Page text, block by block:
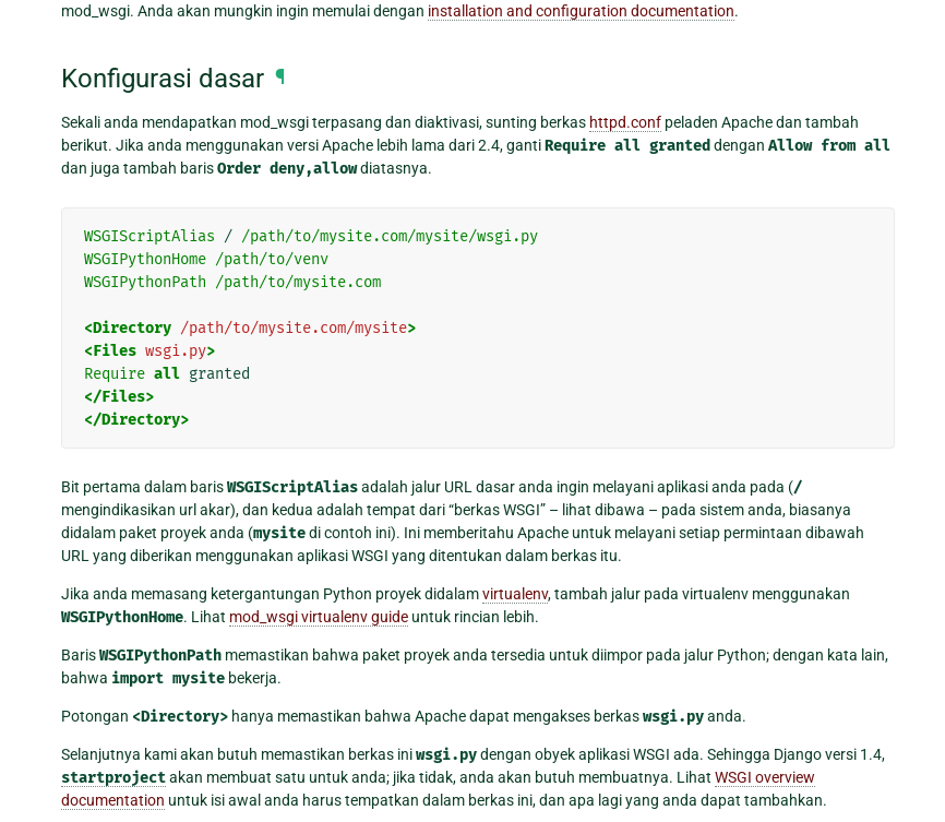
mod_wsgi. Anda akan mungkin ingin memulai dengan installation and configuration documentation.
Konfigurasi dasar ¶
Sekali anda mendapatkan mod_wsgi terpasang dan diaktivasi, sunting berkas httpd.conf peladen Apache dan tambah
berikut. Jika anda menggunakan versi Apache lebih lama dari 2.4, gantiRequire all granted dengan Allow from all
dan juga tambah barisOrder deny,allowdiatasnya.
WSGIScriptAlias / /path/to/mysite.com/mysite/wsgi.py
WSGIPythonHome /path/to/venv
WSGIPythonPath /path/to/mysite.com
<Directory /path/to/mysite.com/mysite>
<Files wsgi.py>
Require all
</Files>
</Directory>
Bit pertama dalam barisWSGIScriptAliasadalah jalur URL dasar anda ingin melayani aplikasi anda pada (/
mengindikasikan url akar), dan kedua adalah tempat dari “berkas WSGI” – lihat dibawa – pada sistem anda, biasanya
didalam paket proyek anda (mysitedi contoh ini). Ini memberitahu Apache untuk melayani setiap permintaan dibawah
URL yang diberikan menggunakan aplikasi WSGI yang ditentukan dalam berkas itu.
Jika anda memasang ketergantungan Python proyek didalamvirtualenv, tambah jalur pada virtualenv menggunakan
WSGIPythonHome. Lihat mod_wsgi virtualenv guide untuk rincian lebih.
BarisWSGIPythonPath memastikan bahwa paket proyek anda tersedia untuk diimpor pada jalur Python; dengan kata lain,
bahwa import mysite bekerja.
Potongan <Directory> hanya memastikan bahwa Apache dapat mengakses berkaswsgi.pyanda.
Selanjutnya kami akan butuh memastikan berkas iniwsgi.pydengan obyek aplikasi WSGI ada. Sehingga Django versi 1.4,
startprojectakan membuat satu untuk anda; jika tidak, anda akan butuh membuatnya. Lihat WSGI overview
documentation untuk isi awal anda harus tempatkan dalam berkas ini, dan apa lagi yang anda dapat tambahkan.